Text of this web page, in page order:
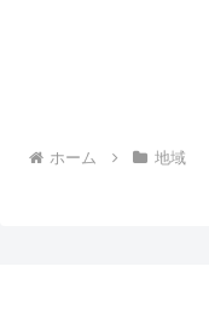
ホーム 地域